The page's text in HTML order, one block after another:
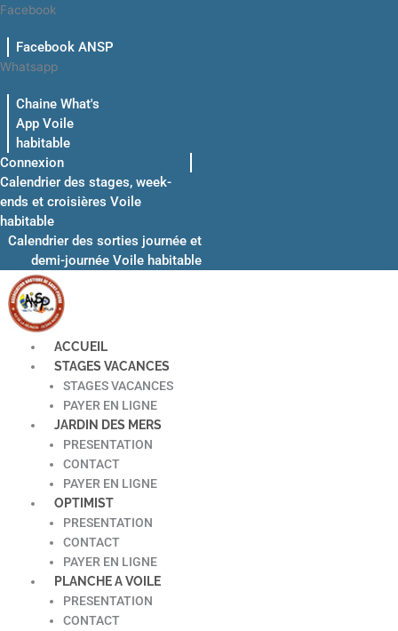
Aller
contenu
Facebook
Facebook ANSP
Whatsapp
Chaine What's
App Voile
habitable
Connexion
Calendrier des stages, week-
ends et croisières Voile
habitable
Calendrier des sorties journée et
demi-journée Voile habitable
ACCUEIL
STAGES VACANCES
STAGES VACANCES
PAYER EN LIGNE
JARDIN DES MERS
PRESENTATION
CONTACT
PAYER EN LIGNE
OPTIMIST
PRESENTATION
CONTACT
PAYER EN LIGNE
PLANCHE A VOILE
PRESENTATION
CONTACT